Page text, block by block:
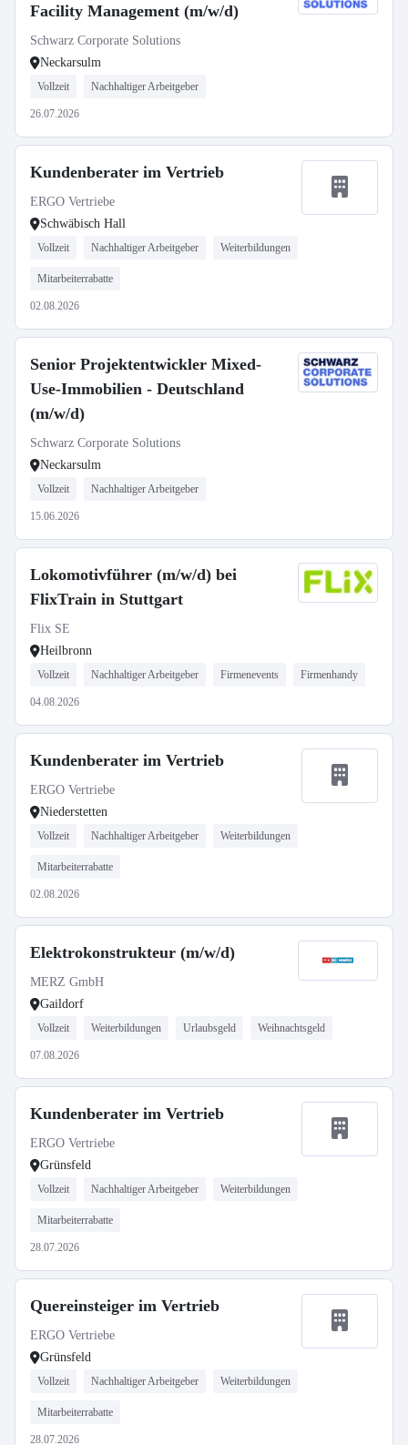
Facility Management (m/w/d)
Schwarz Corporate Solutions
Neckarsulm
Vollzeit Nachhaltiger Arbeitgeber
26.07.2026
Kundenberater im Vertrieb
ERGO Vertriebe
Schwäbisch Hall
Vollzeit Nachhaltiger Arbeitgeber Weiterbildungen
Mitarbeiterrabatte
02.08.2026
Senior Projektentwickler Mixed-
Use-Immobilien - Deutschland
(m/w/d)
Schwarz Corporate Solutions
Neckarsulm
Vollzeit Nachhaltiger Arbeitgeber
15.06.2026
Lokomotivführer (m/w/d) bei
FlixTrain in Stuttgart
Flix SE
Heilbronn
Vollzeit Nachhaltiger Arbeitgeber Firmenevents Firmenhandy
04.08.2026
Kundenberater im Vertrieb
ERGO Vertriebe
Niederstetten
Vollzeit Nachhaltiger Arbeitgeber Weiterbildungen
Mitarbeiterrabatte
02.08.2026
Elektrokonstrukteur (m/w/d)
MERZ GmbH
Gaildorf
Vollzeit Weiterbildungen Urlaubsgeld Weihnachtsgeld
07.08.2026
Kundenberater im Vertrieb
ERGO Vertriebe
Grünsfeld
Vollzeit Nachhaltiger Arbeitgeber Weiterbildungen
Mitarbeiterrabatte
28.07.2026
Quereinsteiger im Vertrieb
ERGO Vertriebe
Grünsfeld
Vollzeit Nachhaltiger Arbeitgeber Weiterbildungen
Mitarbeiterrabatte
28.07.2026